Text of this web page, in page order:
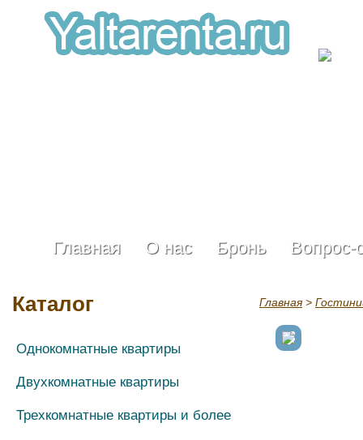
Главная О нас Бронь Вопрос-
Каталог
Однокомнатные квартиры
Двухкомнатные квартиры
Трехкомнатные квартиры и более
Главная>